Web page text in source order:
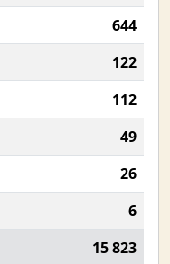
644
122
112
49
26
6
15 823